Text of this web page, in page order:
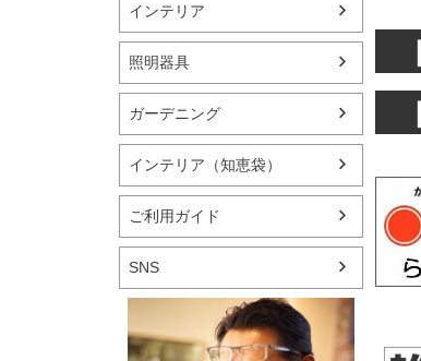
インテリア
照明器具
ガーデニング
インテリア（知恵袋）
ご利用ガイド
SNS